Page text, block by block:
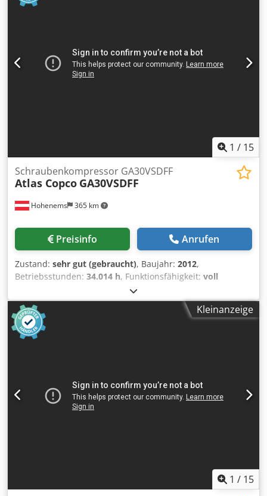
30.135 € brutto Der Kompressor ist voll funktionsfähig,
1 / 15
Hohenems 365 km
Schraubenkompressor GA30VSDFF
Atlas Copco GA30VSDFF
Preisinfo Anrufen
Zustand: sehr gut (gebraucht), Baujahr: 2012,
Betriebsstunden: 34.014 h, Funktionsfähigkeit: voll
, Schraubenkompressor Atlas Copco
GA30VSDFF 30 kW 12,80 bar 5,58 m3/min Baujahr: 2012
Betriebsstunden: 34.014 Dedozkwfvepfx Am AekrKleinanzeige
1 / 15